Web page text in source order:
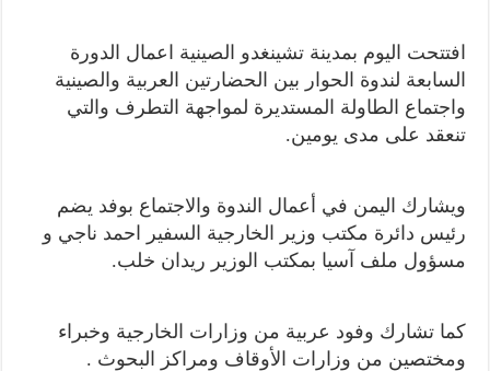
افتتحت اليوم بمدينة تشينغدو الصينية اعمال الدورة
السابعة لندوة الحوار بين الحضارتين العربية والصينية
واجتماع الطاولة المستديرة لمواجهة التطرف والتي
تنعقد على مدى يومين.
ويشارك اليمن في أعمال الندوة والاجتماع بوفد يضم
رئيس دائرة مكتب وزير الخارجية السفير احمد ناجي و
مسؤول ملف آسيا بمكتب الوزير ريدان خلب.
كما تشارك وفود عربية من وزارات الخارجية وخبراء
ومختصين من وزارات الأوقاف ومراكز البحوث .